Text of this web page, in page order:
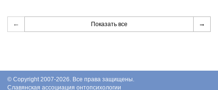
← Показать все →
© Copyright 2007-2026. Все права защищены.
Славянская ассоциация онтопсихологии